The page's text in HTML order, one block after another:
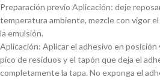
Preparación previo Aplicación: deje
temperatura ambiente, mezcle con vigor
la emulsión.
Aplicación: Aplicar el adhesivo en posición
pico de residuos y el tapón que deja el
completamente la tapa. No exponga el